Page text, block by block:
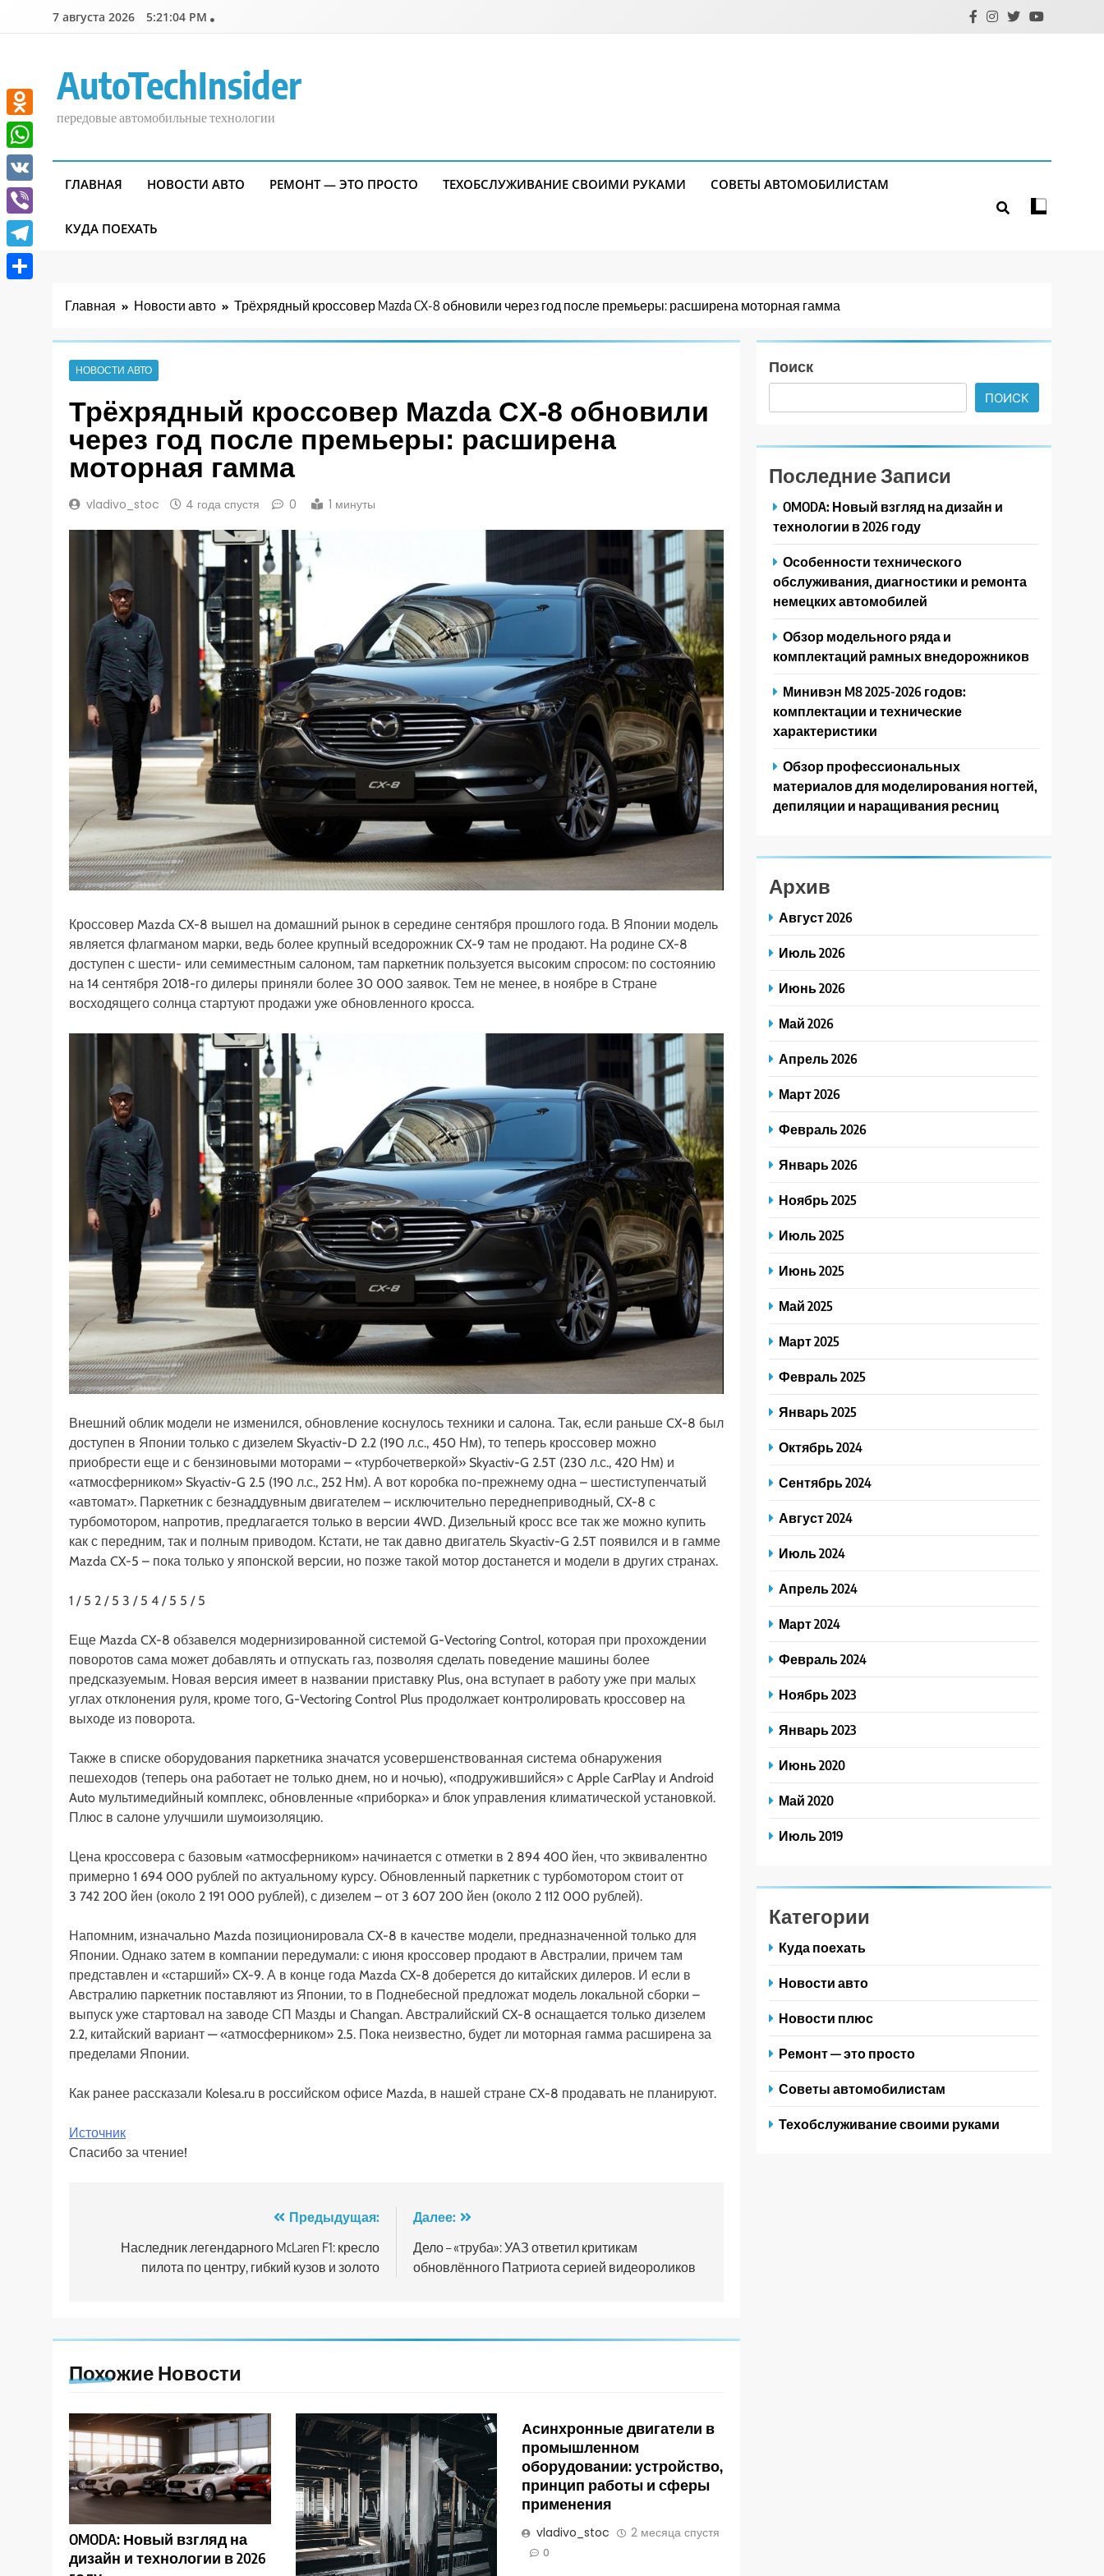
7 августа 2026 5:21:05 PM
AutoTechInsider
передовые автомобильные технологии
ГЛАВНАЯ НОВОСТИ АВТО РЕМОНТ — ЭТО ПРОСТО ТЕХОБСЛУЖИВАНИЕ СВОИМИ РУКАМИ СОВЕТЫ АВТОМОБИЛИСТАМ
КУДА ПОЕХАТЬ
Главная Новости авто Трёхрядный кроссовер Mazda CX-8 обновили через год после премьеры: расширена моторная гамма
НОВОСТИ АВТО
Трёхрядный кроссовер Mazda CX-8 обновили
через год после премьеры: расширена
моторная гамма
vladivo_stoc 4 года спустя 0 1 минуты
Кроссовер Mazda CX-8 вышел на домашний рынок в середине сентября прошлого года. В Японии модель
является флагманом марки, ведь более крупный вседорожник CX-9 там не продают. На родине CX-8
доступен с шести- или семиместным салоном, там паркетник пользуется высоким спросом: по состоянию
на 14 сентября 2018-го дилеры приняли более 30 000 заявок. Тем не менее, в ноябре в Стране
восходящего солнца стартуют продажи уже обновленного кросса.
Внешний облик модели не изменился, обновление коснулось техники и салона. Так, если раньше CX-8 был
доступен в Японии только с дизелем Skyactiv-D 2.2 (190 л.с., 450 Нм), то теперь кроссовер можно
приобрести еще и с бензиновыми моторами – «турбочетверкой» Skyactiv-G 2.5T (230 л.с., 420 Нм) и
«атмосферником» Skyactiv-G 2.5 (190 л.с., 252 Нм). А вот коробка по-прежнему одна – шестиступенчатый
«автомат». Паркетник с безнаддувным двигателем – исключительно переднеприводный, CX-8 с
турбомотором, напротив, предлагается только в версии 4WD. Дизельный кросс все так же можно купить
как с передним, так и полным приводом. Кстати, не так давно двигатель Skyactiv-G 2.5T появился и в гамме
Mazda CX-5 – пока только у японской версии, но позже такой мотор достанется и модели в других странах.
1 / 5 2 / 5 3 / 5 4 / 5 5 / 5
Еще Mazda CX-8 обзавелся модернизированной системой G-Vectoring Control, которая при прохождении
поворотов сама может добавлять и отпускать газ, позволяя сделать поведение машины более
предсказуемым. Новая версия имеет в названии приставку Plus, она вступает в работу уже при малых
углах отклонения руля, кроме того, G-Vectoring Control Plus продолжает контролировать кроссовер на
выходе из поворота.
Также в списке оборудования паркетника значатся усовершенствованная система обнаружения
пешеходов (теперь она работает не только днем, но и ночью), «подружившийся» с Apple CarPlay и Android
Auto мультимедийный комплекс, обновленные «приборка» и блок управления климатической установкой.
Плюс в салоне улучшили шумоизоляцию.
Цена кроссовера с базовым «атмосферником» начинается с отметки в 2 894 400 йен, что эквивалентно
примерно 1 694 000 рублей по актуальному курсу. Обновленный паркетник с турбомотором стоит от
3 742 200 йен (около 2 191 000 рублей), с дизелем – от 3 607 200 йен (около 2 112 000 рублей).
Напомним, изначально Mazda позиционировала CX-8 в качестве модели, предназначенной только для
Японии. Однако затем в компании передумали: с июня кроссовер продают в Австралии, причем там
представлен и «старший» CX-9. А в конце года Mazda CX-8 доберется до китайских дилеров. И если в
Австралию паркетник поставляют из Японии, то в Поднебесной предложат модель локальной сборки –
выпуск уже стартовал на заводе СП Мазды и Changan. Австралийский CX-8 оснащается только дизелем
2.2, китайский вариант — «атмосферником» 2.5. Пока неизвестно, будет ли моторная гамма расширена за
пределами Японии.
Как ранее рассказали Kolesa.ru в российском офисе Mazda, в нашей стране CX-8 продавать не планируют.
Источник
Спасибо за чтение!
записям
Предыдущая:
Наследник легендарного McLaren F1: кресло
пилота по центру, гибкий кузов и золото
Далее:
Дело – «труба»: УАЗ ответил критикам
обновлённого Патриота серией видеороликов
Похожие Новости
OMODA: Новый взгляд на
дизайн и технологии в 2026
Асинхронные двигатели в
промышленном
оборудовании: устройство,
принцип работы и сферы
применения
vladivo_stoc 2 месяца спустя
0
Поиск
ПОИСК
Последние Записи
OMODA: Новый взгляд на дизайн и
технологии в 2026 году
Особенности технического
обслуживания, диагностики и ремонта
немецких автомобилей
Обзор модельного ряда и
комплектаций рамных внедорожников
Минивэн M8 2025-2026 годов:
комплектации и технические
характеристики
Обзор профессиональных
материалов для моделирования ногтей,
депиляции и наращивания ресниц
Архив
Август 2026
Июль 2026
Июнь 2026
Май 2026
Апрель 2026
Март 2026
Февраль 2026
Январь 2026
Ноябрь 2025
Июль 2025
Июнь 2025
Май 2025
Март 2025
Февраль 2025
Январь 2025
Октябрь 2024
Сентябрь 2024
Август 2024
Июль 2024
Апрель 2024
Март 2024
Февраль 2024
Ноябрь 2023
Январь 2023
Июнь 2020
Май 2020
Июль 2019
Категории
Куда поехать
Новости авто
Новости плюс
Ремонт — это просто
Советы автомобилистам
Техобслуживание своими руками
Odnoklassniki
WhatsApp
VK
Viber
Telegram